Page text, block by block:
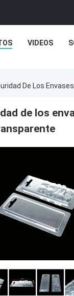
VIDEOS
De Los
de los